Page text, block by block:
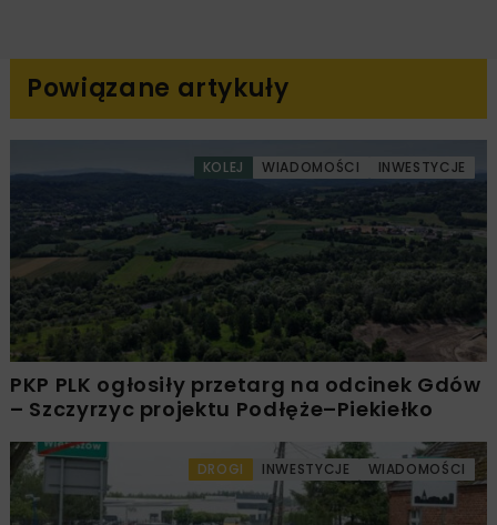
Powiązane artykuły
KOLEJ WIADOMOŚCI INWESTYCJE
PKP PLK ogłosiły przetarg na odcinek Gdów
– Szczyrzyc projektu Podłęże–Piekiełko
DROGI INWESTYCJE WIADOMOŚCI